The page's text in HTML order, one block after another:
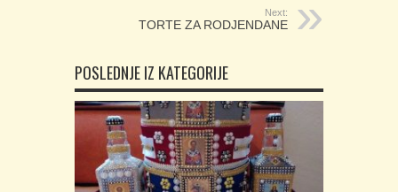
Next:
TORTE ZA RODJENDANE
POSLEDNJE IZ KATEGORIJE